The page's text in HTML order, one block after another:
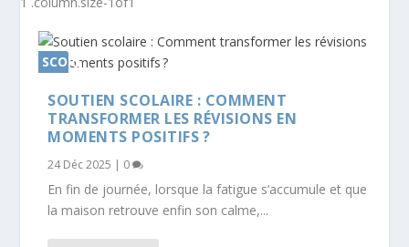
SCORE
SOUTIEN SCOLAIRE : COMMENT
TRANSFORMER LES RÉVISIONS EN
MOMENTS POSITIFS ?
24 Déc 2025 | 0
En fin de journée, lorsque la fatigue s’accumule et que
la maison retrouve enfin son calme,...